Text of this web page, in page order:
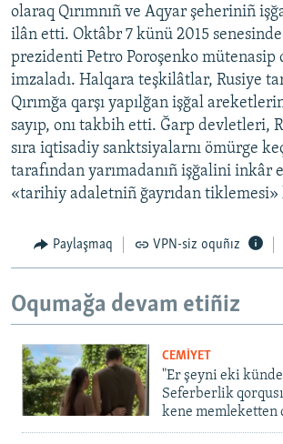
olaraq Qırımnıñ ve Aqyar şeheriniñ
ilân etti. Oktâbr 7 künü 2015
prezidenti Petro Poroşenko mütenasip
imzaladı. Halqara teşkilâtlar, Rusiye
Qırımğa qarşı yapılğan işğal
sayıp, onı takbih etti. Ğarp devletleri,
sıra iqtisadiy sanktsiyalarnı ömürge
tarafından yarımadanıñ işğalini inkâr
«tarihiy adaletniñ ğayrıdan tiklemesi»
Paylaşmaq VPN-siz oquñız
Oqumağa devam etiñiz
CEMİYET
"Er şeyni eki
Seferberlik
kene memleketten